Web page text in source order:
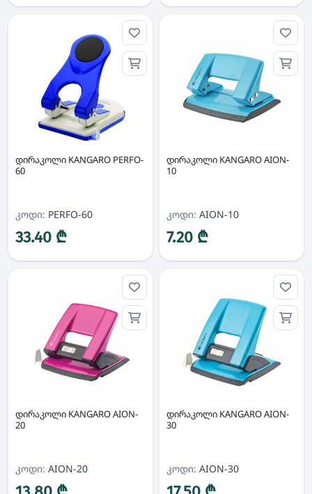
დირაკოლი KANGARO PERFO-
60
კოდი: PERFO-60
33.40 ₾
დირაკოლი KANGARO AION-
10
კოდი: AION-10
7.20 ₾
დირაკოლი KANGARO AION-
20
კოდი: AION-20
დირაკოლი KANGARO AION-
30
კოდი: AION-30